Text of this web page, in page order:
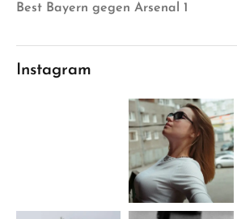
Best Bayern gegen Arsenal 1
Instagram